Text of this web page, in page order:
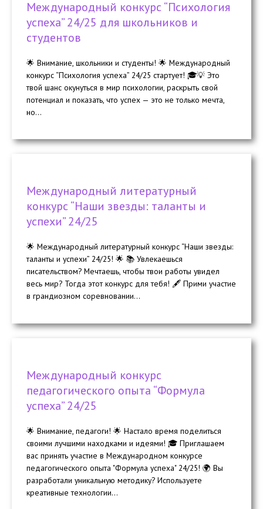
Международный конкурс “Психология
успеха” 24/25 для школьников и
студентов
🌟 Внимание, школьники и студенты! 🌟 Международный
конкурс “Психология успеха” 24/25 стартует! 🎓💡 Это
твой шанс окунуться в мир психологии, раскрыть свой
потенциал и показать, что успех — это не только мечта,
но...
Международный литературный
конкурс “Наши звезды: таланты и
успехи” 24/25
🌟 Международный литературный конкурс “Наши звезды:
таланты и успехи” 24/25! 🌟 📚 Увлекаешься
писательством? Мечтаешь, чтобы твои работы увидел
весь мир? Тогда этот конкурс для тебя! 🖋️ Прими участие
в грандиозном соревновании...
Международный конкурс
педагогического опыта “Формула
успеха” 24/25
🌟 Внимание, педагоги! 🌟 Настало время поделиться
своими лучшими находками и идеями! 🎓 Приглашаем
вас принять участие в Международном конкурсе
педагогического опыта "Формула успеха" 24/25! 🌍 Вы
разработали уникальную методику? Используете
креативные технологии...